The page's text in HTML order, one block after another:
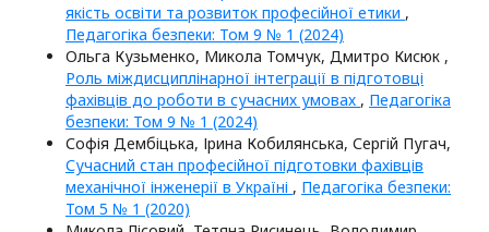
якість освіти та розвиток професійної етики ,
Педагогіка безпеки: Том 9 № 1 (2024)
Ольга Кузьменко, Микола Томчук, Дмитро Кисюк ,
Роль міждисциплінарної інтеграції в підготовці
фахівців до роботи в сучасних умовах , Педагогіка
безпеки: Том 9 № 1 (2024)
Софія Дембіцька, Ірина Кобилянська, Сергій Пугач,
Сучасний стан професійної підготовки фахівців
механічної інженерії в Україні , Педагогіка безпеки:
Том 5 № 1 (2020)